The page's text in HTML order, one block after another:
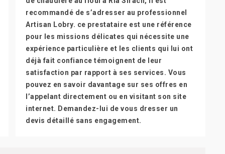
recommandé de s’adresser au professionnel
Artisan Lobry. ce prestataire est une référence
pour les missions délicates qui nécessite une
expérience particulière et les clients qui lui ont
déjà fait confiance témoignent de leur
satisfaction par rapport à ses services. Vous
pouvez en savoir davantage sur ses offres en
l’appelant directement ou en visitant son site
internet. Demandez-lui de vous dresser un
devis détaillé sans engagement.